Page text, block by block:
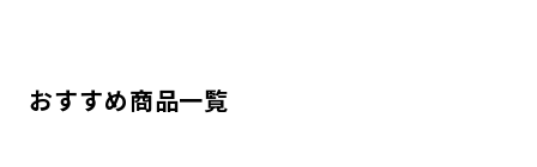
おすすめ商品一覧